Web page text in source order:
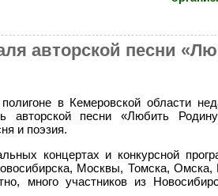
авторской песни
в Кемеровской области
авторской песни «Любить
и поэзия.
концертах и конкурсной
Москвы, Томска, Омска,
много участников из